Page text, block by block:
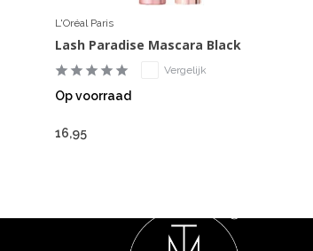
L'Oréal Paris
Lash Paradise Mascara Black
Vergelijk
Op voorraad
16,95